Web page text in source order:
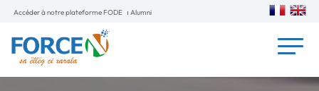
Accéder à notre plateforme FODE Alumni
Entrepreneuriat & insertion